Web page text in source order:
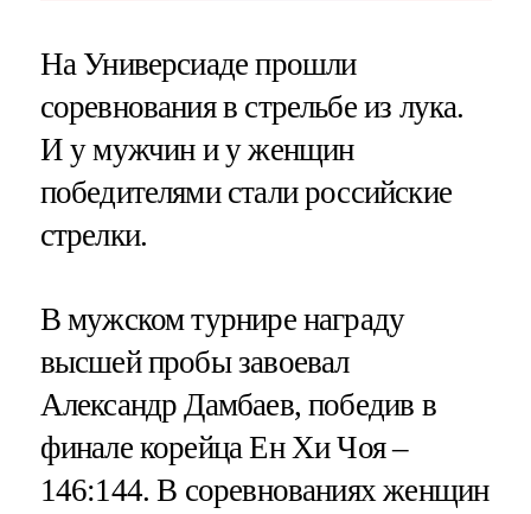
На Универсиаде прошли
соревнования в стрельбе из лука.
И у мужчин и у женщин
победителями стали российские
стрелки.
В мужском турнире награду
высшей пробы завоевал
Александр Дамбаев, победив в
финале корейца Ен Хи Чоя –
146:144. В соревнованиях женщин